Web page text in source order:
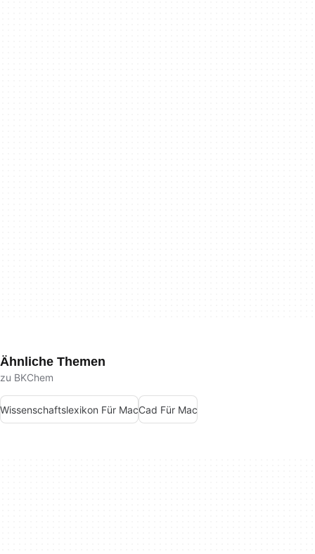
Ähnliche Themen
zu BKChem
Wissenschaftslexikon Für MacCad Für Mac